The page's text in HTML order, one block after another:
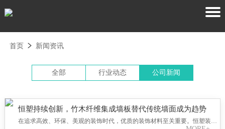
首页 新闻资讯
全部 行业动态 公司新闻
恒塑持续创新，竹木纤维集成墙板替代传统墙面成为趋势
在追求高效、环保、美观的装饰时代，优质的装饰材料至关重要。恒塑装饰